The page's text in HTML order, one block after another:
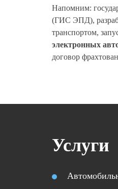
Напомним:
(ГИС ЭПД),
транспортом,
электронных
договор
Услуги